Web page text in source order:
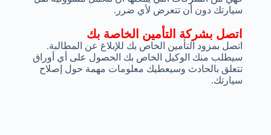
اتصل بشركة التأمين الخاصة بك
اتصل بمزود التأمين الخاص بك للإبلاغ عن المطالبة.
سيطلب منك الوكيل الخاص بك الحصول على أي أوراق
تتعلق بالحادث وسيعطيك معلومات مهمة حول إصلاح
سيارتك.
سيارتك دون أن تتعرض لأي ضرر.